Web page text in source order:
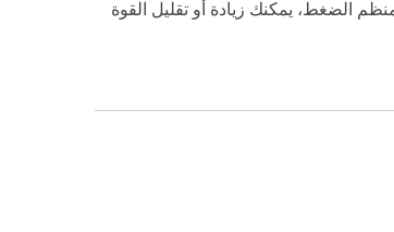
الضغط، يمكنك زيادة أو تقليل القوة